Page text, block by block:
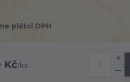
plátci DPH
Kč/ks